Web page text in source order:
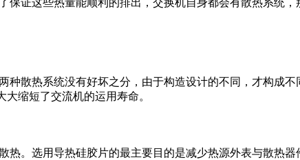
保证这些热量能顺利的排出，交换机自身都会有散热系统
种散热系统没有好坏之分，由于构造设计的不同，才构成
缩短了交流机的运用寿命。
热。选用导热硅胶片的最主要目的是减少热源外表与散热